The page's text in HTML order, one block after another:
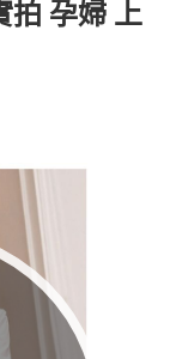
拍 孕婦 上